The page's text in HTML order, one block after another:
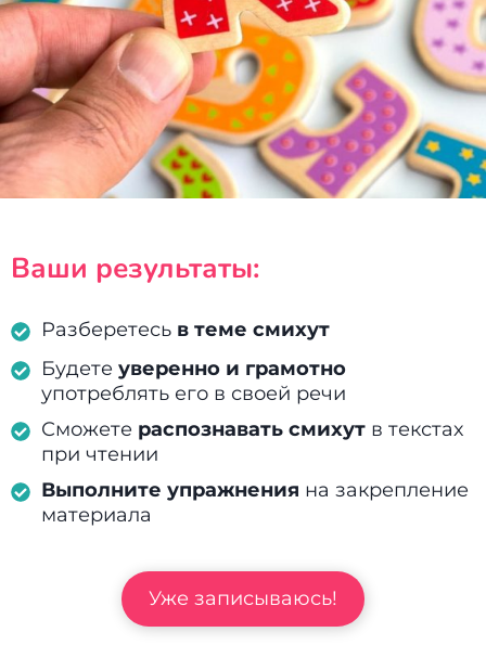
Ваши результаты:
Разберетесь в теме смихут
Будете уверенно и грамотно
употреблять его в своей речи
Сможете распознавать смихут в текстах
при чтении
Выполните упражнения на закрепление
материала
Уже записываюсь!